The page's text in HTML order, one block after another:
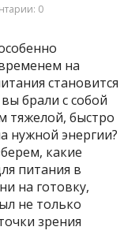
0
на
становится
брали с собой
тяжелой, быстро
нужной энергии?
какие
питания в
на готовку,
не только
зрения